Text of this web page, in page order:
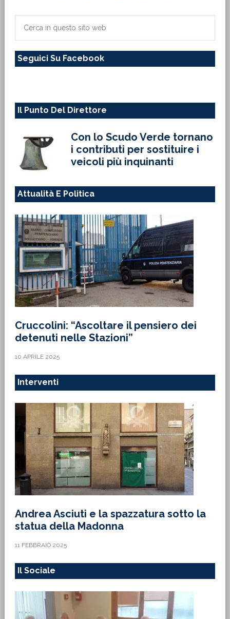
primaria
sito
Seguici Su Facebook
Il Punto Del Direttore
Con lo Scudo Verde tornano
i contributi per sostituire i
veicoli più inquinanti
Attualità E Politica
Cruccolini: “Ascoltare il pensiero dei
detenuti nelle Stazioni”
10 APRILE 2025
Interventi
Andrea Asciuti e la spazzatura sotto la
statua della Madonna
11 FEBBRAIO 2025
Il Sociale